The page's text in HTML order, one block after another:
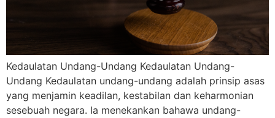
Kedaulatan Undang-Undang Kedaulatan Undang-
Undang Kedaulatan undang-undang adalah prinsip asas
yang menjamin keadilan, kestabilan dan keharmonian
sesebuah negara. Ia menekankan bahawa undang-